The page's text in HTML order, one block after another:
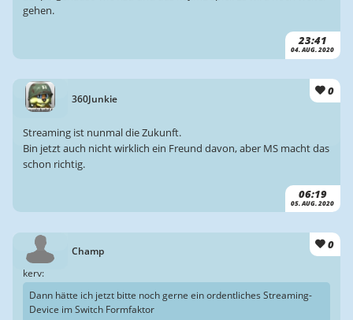
23:41
04. AUG. 2020
gehen.
360Junkie
0
06:19
05. AUG. 2020
Streaming ist nunmal die Zukunft.
Bin jetzt auch nicht wirklich ein Freund davon, aber MS macht das
schon richtig.
Champ 0
kerv:
Dann hätte ich jetzt bitte noch gerne ein ordentliches Streaming-
Device im Switch Formfaktor